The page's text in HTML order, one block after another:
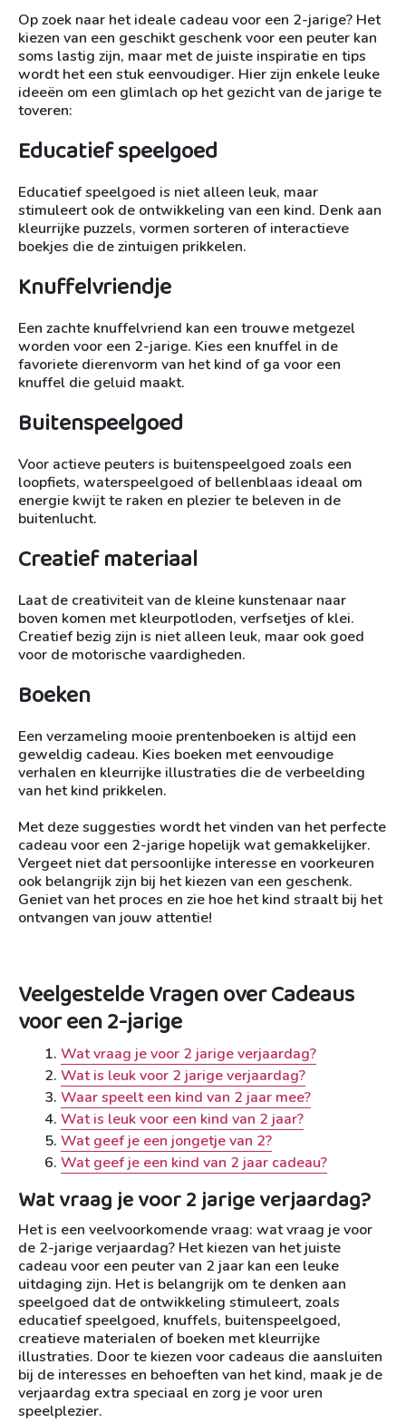
Op zoek naar het ideale cadeau voor een 2-jarige? Het
kiezen van een geschikt geschenk voor een peuter kan
soms lastig zijn, maar met de juiste inspiratie en tips
wordt het een stuk eenvoudiger. Hier zijn enkele leuke
ideeën om een glimlach op het gezicht van de jarige te
toveren:
Educatief speelgoed
Educatief speelgoed is niet alleen leuk, maar
stimuleert ook de ontwikkeling van een kind. Denk aan
kleurrijke puzzels, vormen sorteren of interactieve
boekjes die de zintuigen prikkelen.
Knuffelvriendje
Een zachte knuffelvriend kan een trouwe metgezel
worden voor een 2-jarige. Kies een knuffel in de
favoriete dierenvorm van het kind of ga voor een
knuffel die geluid maakt.
Buitenspeelgoed
Voor actieve peuters is buitenspeelgoed zoals een
loopfiets, waterspeelgoed of bellenblaas ideaal om
energie kwijt te raken en plezier te beleven in de
buitenlucht.
Creatief materiaal
Laat de creativiteit van de kleine kunstenaar naar
boven komen met kleurpotloden, verfsetjes of klei.
Creatief bezig zijn is niet alleen leuk, maar ook goed
voor de motorische vaardigheden.
Boeken
Een verzameling mooie prentenboeken is altijd een
geweldig cadeau. Kies boeken met eenvoudige
verhalen en kleurrijke illustraties die de verbeelding
van het kind prikkelen.
Met deze suggesties wordt het vinden van het perfecte
cadeau voor een 2-jarige hopelijk wat gemakkelijker.
Vergeet niet dat persoonlijke interesse en voorkeuren
ook belangrijk zijn bij het kiezen van een geschenk.
Geniet van het proces en zie hoe het kind straalt bij het
ontvangen van jouw attentie!
Veelgestelde Vragen over Cadeaus
voor een 2-jarige
Wat vraag je voor 2 jarige verjaardag?
Wat is leuk voor 2 jarige verjaardag?
Waar speelt een kind van 2 jaar mee?
Wat is leuk voor een kind van 2 jaar?
Wat geef je een jongetje van 2?
Wat geef je een kind van 2 jaar cadeau?
Wat vraag je voor 2 jarige verjaardag?
Het is een veelvoorkomende vraag: wat vraag je voor
de 2-jarige verjaardag? Het kiezen van het juiste
cadeau voor een peuter van 2 jaar kan een leuke
uitdaging zijn. Het is belangrijk om te denken aan
speelgoed dat de ontwikkeling stimuleert, zoals
educatief speelgoed, knuffels, buitenspeelgoed,
creatieve materialen of boeken met kleurrijke
illustraties. Door te kiezen voor cadeaus die aansluiten
bij de interesses en behoeften van het kind, maak je de
verjaardag extra speciaal en zorg je voor uren
speelplezier.